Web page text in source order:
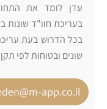
עדן לומד את
בעריכת חוו"ד שונות
בכל הדרוש בעת עריכת
שונים ובטוחות לפי תקן 19.
app.co.il